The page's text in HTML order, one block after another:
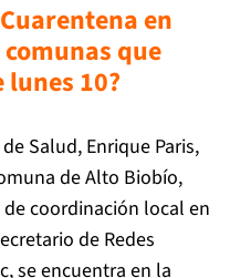
Cuarentena en
que
lunes 10?
Salud, Enrique Paris,
de Alto Biobío,
coordinación local en
de Redes
se encuentra en la